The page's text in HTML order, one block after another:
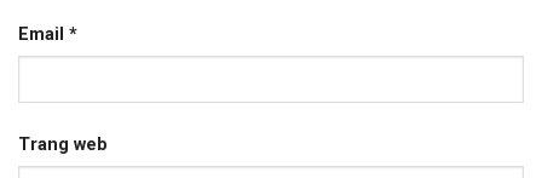
Email *
Trang web